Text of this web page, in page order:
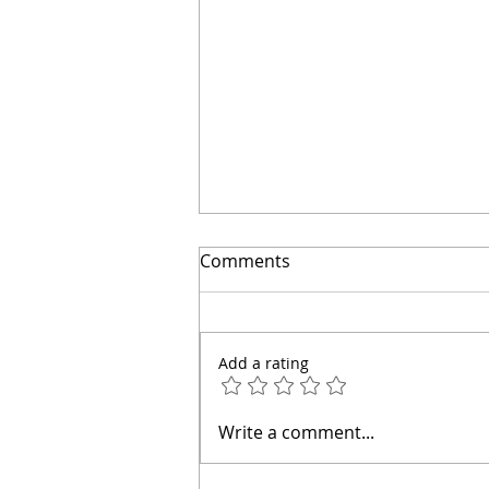
Como lograr que tu diseño
Comments
Add a rating
Write a comment...